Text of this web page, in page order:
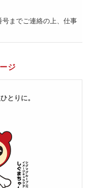
までご連絡の上、仕事
ジ
とりに。